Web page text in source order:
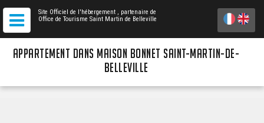
Site Officiel de l'hébergement , partenaire de
Office de Tourisme Saint Martin de Belleville
APPARTEMENT DANS MAISON BONNET SAINT-MARTIN-DE-
BELLEVILLE